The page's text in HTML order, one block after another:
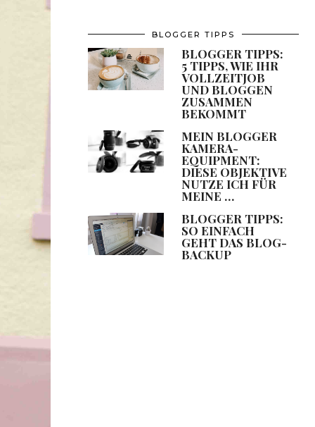
BLOGGER TIPPS
BLOGGER TIPPS:
5 TIPPS, WIE IHR
VOLLZEITJOB
UND BLOGGEN
ZUSAMMEN
BEKOMMT
MEIN BLOGGER
KAMERA-
EQUIPMENT:
DIESE OBJEKTIVE
NUTZE ICH FÜR
MEINE …
BLOGGER TIPPS:
SO EINFACH
GEHT DAS BLOG-
BACKUP